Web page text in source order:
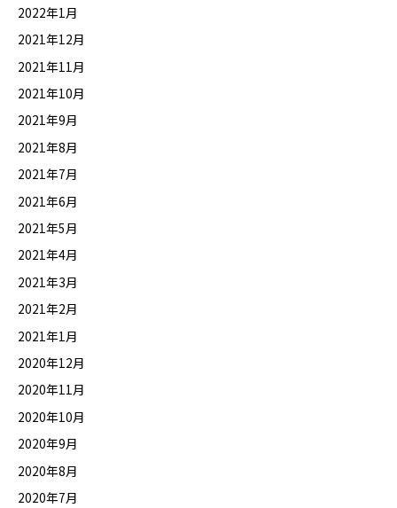
2022年1月
2021年12月
2021年11月
2021年10月
2021年9月
2021年8月
2021年7月
2021年6月
2021年5月
2021年4月
2021年3月
2021年2月
2021年1月
2020年12月
2020年11月
2020年10月
2020年9月
2020年8月
2020年7月